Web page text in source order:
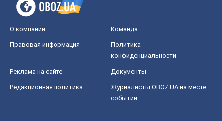
О компании Команда
Правовая информация
Политика
конфиденциальности
Реклама на сайте Документы
Редакционная политика
Журналисты OBOZ.UA на месте
событий